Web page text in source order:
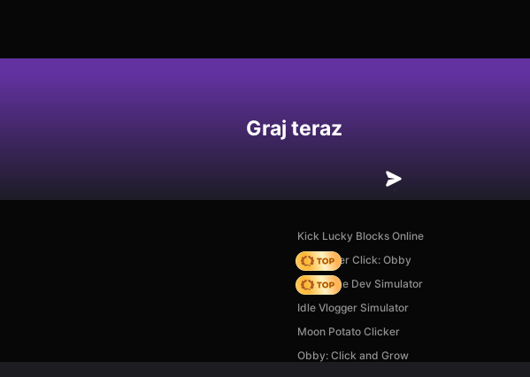
Graj teraz
Kick Lucky Blocks Online
Speed per Click: Obby
Idle Game Dev Simulator
Idle Vlogger Simulator
Moon Potato Clicker
Obby: Click and Grow